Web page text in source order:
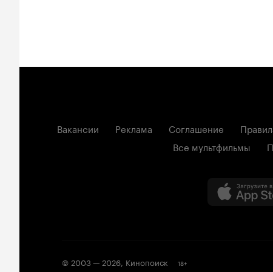
Вакансии Реклама Соглашение
Все мультфильмы
© 2003 —2026, Кинопоиск 18+